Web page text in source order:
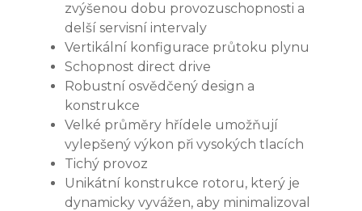
zvýšenou dobu provozuschopnosti a
delší servisní intervaly
Vertikální konfigurace průtoku plynu
Schopnost direct drive
Robustní osvědčený design a
konstrukce
Velké průměry hřídele umožňují
vylepšený výkon při vysokých tlacích
Tichý provoz
Unikátní konstrukce rotoru, který je
dynamicky vyvážen, aby minimalizoval